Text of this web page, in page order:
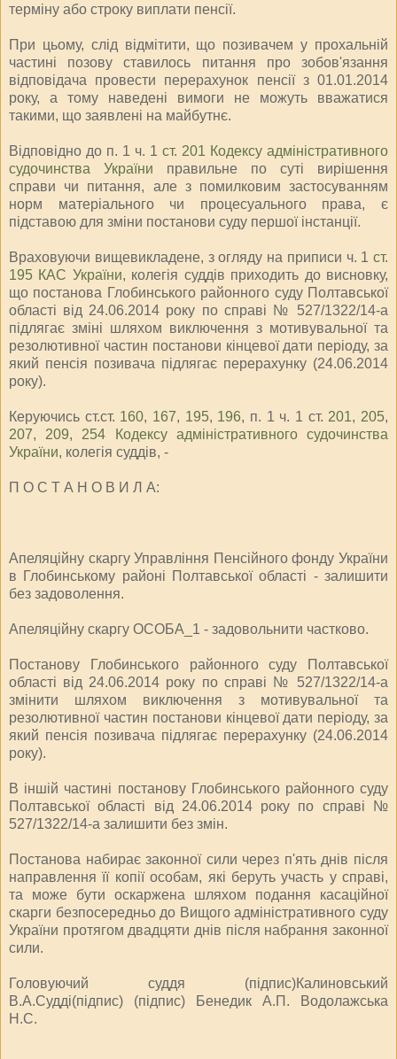
терміну або строку виплати пенсії.
При цьому, слід відмітити, що позивачем у прохальній
частині позову ставилось питання про зобов'язання
відповідача провести перерахунок пенсії з 01.01.2014
року, а тому наведені вимоги не можуть вважатися
такими, що заявлені на майбутнє.
Відповідно до п. 1 ч. 1 ст. 201 Кодексу адміністративного
судочинства України правильне по суті вирішення
справи чи питання, але з помилковим застосуванням
норм матеріального чи процесуального права, є
підставою для зміни постанови суду першої інстанції.
Враховуючи вищевикладене, з огляду на приписи ч. 1 ст.
195 КАС України, колегія суддів приходить до висновку,
що постанова Глобинського районного суду Полтавської
області від 24.06.2014 року по справі № 527/1322/14-а
підлягає зміні шляхом виключення з мотивувальної та
резолютивної частин постанови кінцевої дати періоду, за
який пенсія позивача підлягає перерахунку (24.06.2014
року).
Керуючись ст.ст. 160, 167, 195, 196, п. 1 ч. 1 ст. 201, 205,
207, 209, 254 Кодексу адміністративного судочинства
України, колегія суддів, -
П О С Т А Н О В И Л А:
Апеляційну скаргу Управління Пенсійного фонду України
в Глобинському районі Полтавської області - залишити
без задоволення.
Апеляційну скаргу ОСОБА_1 - задовольнити частково.
Постанову Глобинського районного суду Полтавської
області від 24.06.2014 року по справі № 527/1322/14-а
змінити шляхом виключення з мотивувальної та
резолютивної частин постанови кінцевої дати періоду, за
який пенсія позивача підлягає перерахунку (24.06.2014
року).
В іншій частині постанову Глобинського районного суду
Полтавської області від 24.06.2014 року по справі №
527/1322/14-а залишити без змін.
Постанова набирає законної сили через п'ять днів після
направлення її копії особам, які беруть участь у справі,
та може бути оскаржена шляхом подання касаційної
скарги безпосередньо до Вищого адміністративного суду
України протягом двадцяти днів після набрання законної
сили.
Головуючий суддя (підпис)Калиновський
В.А.Судді(підпис) (підпис) Бенедик А.П. Водолажська
Н.С.